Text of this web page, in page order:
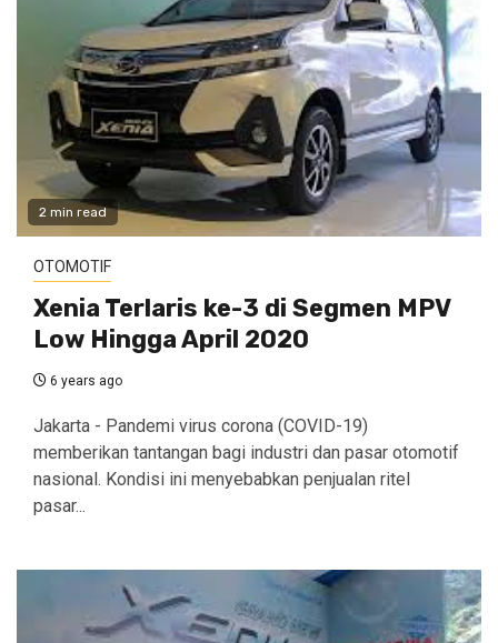
2 min read
OTOMOTIF
Xenia Terlaris ke-3 di Segmen MPV
Low Hingga April 2020
6 years ago
Jakarta - Pandemi virus corona (COVID-19)
memberikan tantangan bagi industri dan pasar otomotif
nasional. Kondisi ini menyebabkan penjualan ritel
pasar...